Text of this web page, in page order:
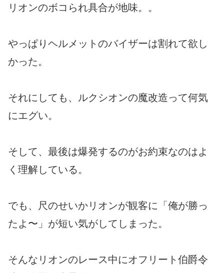
リオンのボコられ具合が地味。。
やっぱりヘルメットのバイザーは割れて欲し
かった。
それにしても、ルクシオンの魔改造って何気
にエグい。
そして、最後は爆発するのがお約束なのはよ
く理解している。
でも、尺のせいかリオンが観客に「俺が勝っ
たよ〜」が短い気がしてしまった。
そんなリオンのレース中にオフリート伯爵令